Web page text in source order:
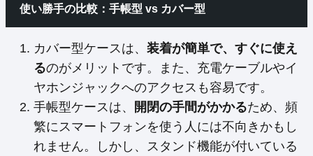
使い勝手の比較：手帳型 vs カバー型
カバー型ケースは、 装着が簡単で、すぐに使え
るのがメリットです。また、充電ケーブルやイ
ヤホンジャックへのアクセスも容易です。
手帳型ケースは、
開閉の手間がかかるため、頻
繁にスマートフォンを使う人には不向きかもし
れません。しかし、スタンド機能が付いている